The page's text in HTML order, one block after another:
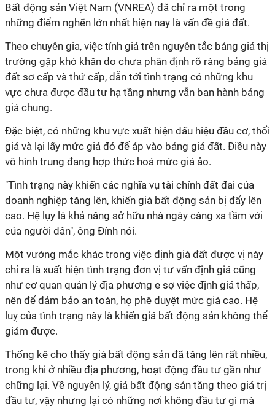
Bất động sản Việt Nam (VNREA) đã chỉ ra một trong
những điểm nghẽn lớn nhất hiện nay là vấn đề giá đất.
Theo chuyên gia, việc tính giá trên nguyên tắc bảng giá thị
trường gặp khó khăn do chưa phân định rõ ràng bảng giá
đất sơ cấp và thứ cấp, dẫn tới tình trạng có những khu
vực chưa được đầu tư hạ tầng nhưng vẫn ban hành bảng
giá chung.
Đặc biệt, có những khu vực xuất hiện dấu hiệu đầu cơ, thổi
giá và lại lấy mức giá đó để áp vào bảng giá đất. Điều này
vô hình trung đang hợp thức hoá mức giá ảo.
"Tình trạng này khiến các nghĩa vụ tài chính đất đai của
doanh nghiệp tăng lên, khiến giá bất động sản bị đẩy lên
cao. Hệ lụy là khả năng sở hữu nhà ngày càng xa tầm với
của người dân", ông Đính nói.
Một vướng mắc khác trong việc định giá đất được vị này
chỉ ra là xuất hiện tình trạng đơn vị tư vấn định giá cũng
như cơ quan quản lý địa phương e sợ việc định giá thấp,
nên để đảm bảo an toàn, họ phê duyệt mức giá cao. Hệ
luỵ của tình trạng này là khiến giá bất động sản không thể
giảm được.
Thống kê cho thấy giá bất động sản đã tăng lên rất nhiều,
trong khi ở nhiều địa phương, hoạt động đầu tư gần như
chững lại. Về nguyên lý, giá bất động sản tăng theo giá trị
đầu tư, vậy nhưng lại có những nơi không đầu tư gì mà